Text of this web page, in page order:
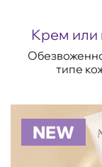
Крем или
типе
NEW